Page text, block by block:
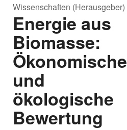
Wissenschaften (Herausgeber)
Energie aus
Biomasse:
Ökonomische
und
ökologische
Bewertung